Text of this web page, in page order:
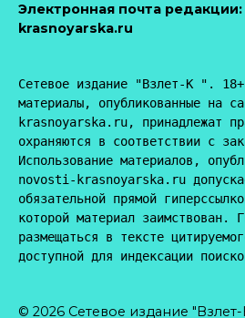
Электронная почта редакции:
krasnoyarska.ru
Сетевое издание "Взлет-К ".
материалы, опубликованные на
krasnoyarska.ru, принадлежат
охраняются в соответствии с
Использование материалов,
novosti-krasnoyarska.ru
обязательной прямой
которой материал заимствован.
размещаться в тексте
доступной для индексации
© 2026 Сетевое издание